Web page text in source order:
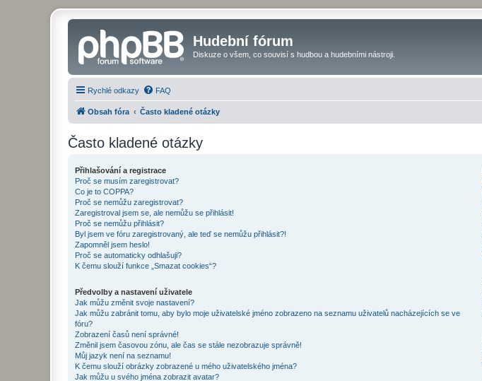
Hudební fórum
Diskuze o všem, co souvisí s hudbou a hudebními nástroji.
Rychlé odkazy FAQ
Obsah fóra Často kladené otázky
Často kladené otázky
Přihlašování a registrace
Proč se musím zaregistrovat?
Co je to COPPA?
Proč se nemůžu zaregistrovat?
Zaregistroval jsem se, ale nemůžu se přihlásit!
Proč se nemůžu přihlásit?
Byl jsem ve fóru zaregistrovaný, ale teď se nemůžu přihlásit?!
Zapomněl jsem heslo!
Proč se automaticky odhlašuji?
K čemu slouží funkce „Smazat cookies“?
Předvolby a nastavení uživatele
Jak můžu změnit svoje nastavení?
Jak můžu zabránit tomu, aby bylo moje uživatelské jméno zobrazeno na seznamu uživatelů nacházejících se ve
fóru?
Zobrazení časů není správné!
Změnil jsem časovou zónu, ale čas se stále nezobrazuje správně!
Můj jazyk není na seznamu!
K čemu slouží obrázky zobrazené u mého uživatelského jména?
Jak můžu u svého jména zobrazit avatar?